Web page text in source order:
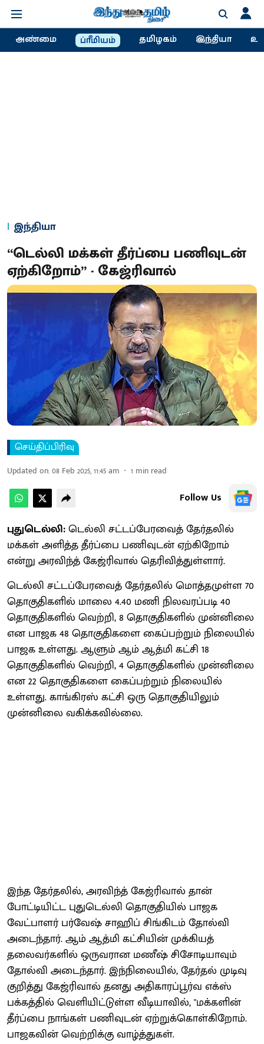
அண்மை ப்ரீமியம் தமிழகம் இந்தியா
இந்தியா
“டெல்லி மக்கள் தீர்ப்பை பணிவுடன்
ஏற்கிறோம்” - கேஜ்ரிவால்
செய்திப்பிரிவு
Updated on:08 Feb 2025, 11:45 am 1 min read
Follow Us
புதுடெல்லி:டெல்லி சட்டப்பேரவைத் தேர்தலில்
மக்கள் அளித்த தீர்ப்பை பணிவுடன் ஏற்கிறோம்
என்று அரவிந்த் கேஜ்ரிவால் தெரிவித்துள்ளார்.
டெல்லி சட்டப்பேரவைத் தேர்தலில் மொத்தமுள்ள 70
தொகுதிகளில் மாலை 4.40 மணி நிலவரப்படி 40
தொகுதிகளில் வெற்றி, 8 தொகுதிகளில் முன்னிலை
என பாஜக 48 தொகுதிகளை கைப்பற்றும் நிலையில்
பாஜக உள்ளது. ஆளும் ஆம் ஆத்மி கட்சி 18
தொகுதிகளில் வெற்றி, 4 தொகுதிகளில் முன்னிலை
என 22 தொகுதிகளை கைப்பற்றும் நிலையில்
உள்ளது. காங்கிரஸ் கட்சி ஒரு தொகுதியிலும்
முன்னிலை வகிக்கவில்லை.
இந்த தேர்தலில், அரவிந்த் கேஜ்ரிவால் தான்
போட்டியிட்ட புதுடெல்லி தொகுதியில் பாஜக
வேட்பாளர் பர்வேஷ் சாஹிப் சிங்கிடம் தோல்வி
அடைந்தார். ஆம் ஆத்மி கட்சியின் முக்கியத்
தலைவர்களில் ஒருவரான மணீஷ் சிசோடியாவும்
தோல்வி அடைந்தார். இந்நிலையில், தேர்தல் முடிவு
குறித்து கேஜ்ரிவால் தனது அதிகாரப்பூர்வ எக்ஸ்
பக்கத்தில் வெளியிட்டுள்ள வீடியாவில், "மக்களின்
தீர்ப்பை நாங்கள் பணிவுடன் ஏற்றுக்கொள்கிறோம்.
பாஜகவின் வெற்றிக்கு வாழ்த்துகள்.